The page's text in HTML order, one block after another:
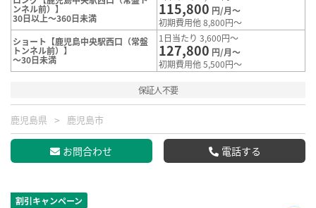
ンネル前）】
30日以上～360日未満
115,800 円/月～
初期費用他 8,800円～
ショート【鹿児島中央駅西口（常盤
トンネル前）】
～30日未満
1日当たり 3,600円～
127,800 円/月～
初期費用他 5,500円～
保証人不要
鹿児島県 鹿児島市
お問合わせ 電話する
割引キャンペーン